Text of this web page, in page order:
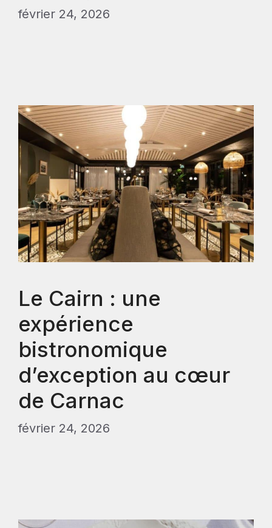
février 24, 2026
Le Cairn : une
expérience
bistronomique
d’exception au cœur
de Carnac
février 24, 2026